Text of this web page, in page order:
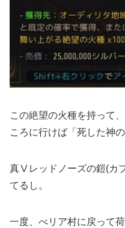
この絶望の火種を持って
ころに行けば「死した神
真Ⅴレッドノーズの鎧(カ
てるし。
一度、べリア村に戻って